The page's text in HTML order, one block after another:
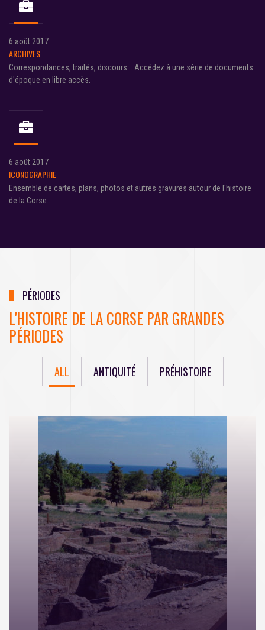
6 août 2017
ARCHIVES
Correspondances, traités, discours... Accédez à une série de documents
d'époque en libre accès.
6 août 2017
ICONOGRAPHIE
Ensemble de cartes, plans, photos et autres gravures autour de l'histoire
de la Corse...
PÉRIODES
L'HISTOIRE DE LA CORSE PAR GRANDES
PÉRIODES
ALL ANTIQUITÉ PRÉHISTOIRE